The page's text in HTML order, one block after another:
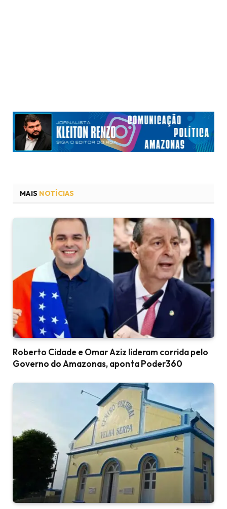
MAIS NOTÍCIAS
Roberto Cidade e Omar Aziz lideram corrida pelo
Governo do Amazonas, aponta Poder360